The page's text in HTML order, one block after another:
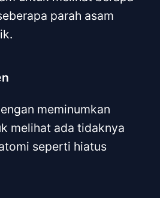
parah asam
meminumkan
melihat ada tidaknya
seperti hiatus